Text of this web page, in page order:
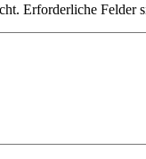
Erforderliche Felder